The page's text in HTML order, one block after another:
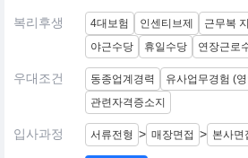
복리후생 4대보험 인센티브제 근무복
야근수당
휴일수당 연장근로
우대조건 동종업계경력
유사업무경험 (
관련자격증소지
입사과정 서류전형 > 매장면접 > 본사면